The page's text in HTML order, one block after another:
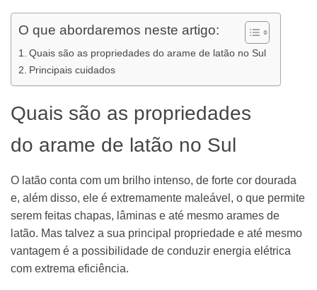
O que abordaremos neste artigo:
Quais são as propriedades do arame de latão no Sul
Principais cuidados
Quais são as propriedades
do arame de latão no Sul
O latão conta com um brilho intenso, de forte cor dourada
e, além disso, ele é extremamente maleável, o que permite
serem feitas chapas, lâminas e até mesmo arames de
latão. Mas talvez a sua principal propriedade e até mesmo
vantagem é a possibilidade de conduzir energia elétrica
com extrema eficiência.